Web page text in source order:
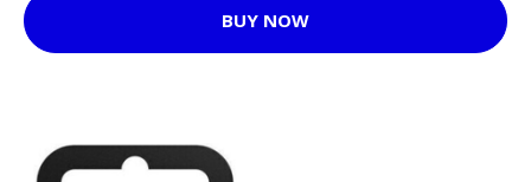
BUY NOW